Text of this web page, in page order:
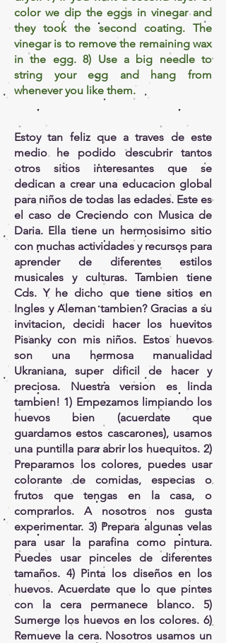
color we dip the eggs in vinegar and
they took the second coating. The
vinegar is to remove the remaining wax
in the egg. 8) Use a big needle to
string your egg and hang from
whenever you like them.
Estoy tan feliz que a traves de este
medio he podido descubrir tantos
otros sitios interesantes que se
dedican a crear una educacion global
para niños de todas las edades. Este es
el caso de Creciendo con Musica de
Daria. Ella tiene un hermosisimo sitio
con muchas actividades y recursos para
aprender de diferentes estilos
musicales y culturas. Tambien tiene
Cds. Y he dicho que tiene sitios en
Ingles y Aleman tambien? Gracias a su
invitacion, decidi hacer los huevitos
Pisanky con mis niños. Estos huevos
son una hermosa manualidad
Ukraniana, super dificil de hacer y
preciosa. Nuestra version es linda
tambien! 1) Empezamos limpiando los
huevos bien (acuerdate que
guardamos estos cascarones), usamos
una puntilla para abrir los huequitos. 2)
Preparamos los colores, puedes usar
colorante de comidas, especias o
frutos que tengas en la casa, o
comprarlos. A nosotros nos gusta
experimentar. 3) Prepara algunas velas
para usar la parafina como pintura.
Puedes usar pinceles de diferentes
tamaños. 4) Pinta los diseños en los
huevos. Acuerdate que lo que pintes
con la cera permanece blanco. 5)
Sumerge los huevos en los colores. 6)
Remueve la cera. Nosotros usamos un